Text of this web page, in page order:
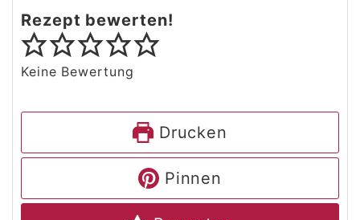
Rezept bewerten!
Keine Bewertung
Drucken
Pinnen